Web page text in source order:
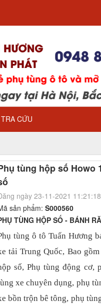
TRA CỨU
tùng hộp số Howo
ngày 23-11-2021
sản phẩm: S000560
TÙNG HỘP SỐ - BÁNH
tùng ô tô Tuấn Hương
tải Trung Quốc, Bao
số, Phụ tùng động cơ,
xe chuyên dụng, phụ
bồn trộn bê tông, phụ